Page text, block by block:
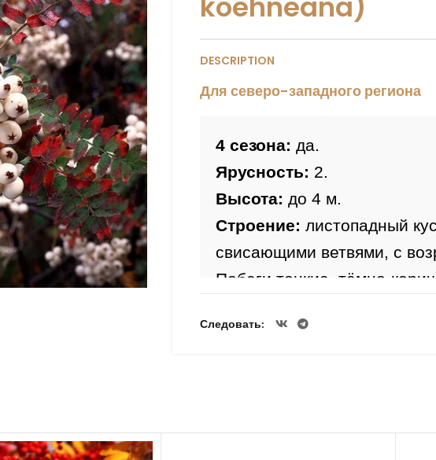
DESCRIPTION
Для северо-западного региона
4 сезона: да.
Ярусность: 2.
Высота: до 4 м.
Строение: листопадный
свисающими ветвями, с
Побеги тонкие, тёмно-
диаметром 8 см.
Плоды: белые,
Следовать